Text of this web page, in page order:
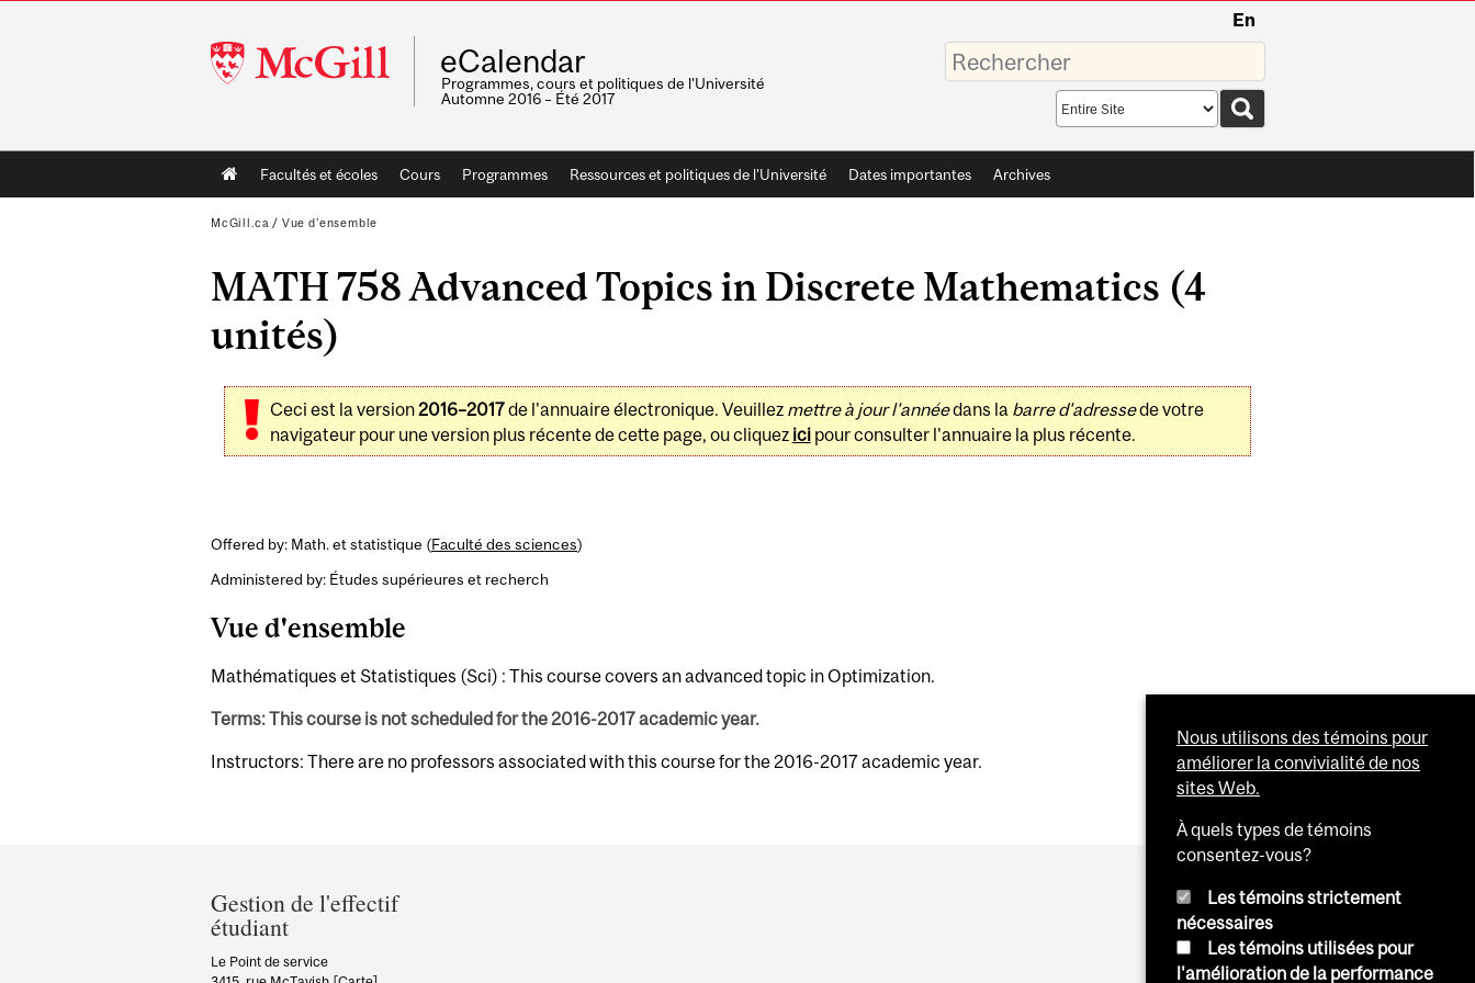
McGill
University
En
eCalendar
Programmes, cours et politiques de l'Université
Automne 2016 – Été 2017
Saisissez
vos
mots-
Search
scope
Main
navigation
Facultés et écoles Cours Programmes Ressources et politiques de l'Université Dates importantes Archives
McGill.ca / Vue d'ensemble
MATH 758 Advanced Topics in Discrete Mathematics (4
unités)
Ceci est la version2016–2017de l'annuaire électronique. Veuillez mettre à jour l'annéedans la barre d'adressede votre
navigateur pour une version plus récente de cette page, ou cliquez icipour consulter l'annuaire la plus récente.
Offered by: Math. et statistique (Faculté des sciences)
Administered by: Études supérieures et recherch
Vue d'ensemble
Mathématiques et Statistiques (Sci) : This course covers an advanced topic in Optimization.
Terms: This course is not scheduled for the 2016-2017 academic year.
Instructors: There are no professors associated with this course for the 2016-2017 academic year.
and
University
Information
Gestion de l'effectif
étudiant
Le Point de service
Nous utilisons des témoins pour
améliorer la convivialité de nos
sites Web.
À quels types de témoins
consentez-vous?
Les témoins strictement
nécessaires
Les témoins utilisées pour
l'amélioration de la performance